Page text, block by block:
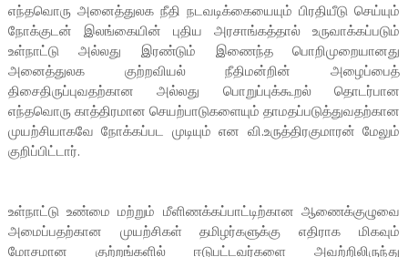
எந்தவொரு அனைத்துலக நீதி நடவடிக்கையையும் பிரதியீடு செய்யும்
நோக்குடன் இலங்கையின் புதிய அரசாங்கத்தால் உருவாக்கப்படும்
உள்நாட்டு அல்லது இரண்டும் இணைந்த பொறிமுறையானது
அனைத்துலக குற்றவியல் நீதிமன்றின் அழைப்பைத்
திசைதிருப்புவதற்கான அல்லது பொறுப்புக்கூறல் தொடர்பான
எந்தவொரு காத்திரமான செயற்பாடுகளையும் தாமதப்படுத்துவதற்கான
முயற்சியாகவே நோக்கப்பட முடியும் என வி.உருத்திரகுமாரன் மேலும்
குறிப்பிட்டார்.
உள்நாட்டு உண்மை மற்றும் மீளிணக்கப்பாட்டிற்கான ஆணைக்குழுவை
அமைப்பதற்கான முயற்சிகள் தமிழர்களுக்கு எதிராக மிகவும்
மோசமான குற்றங்களில் ஈடுபட்டவர்களை அவற்றிலிருந்து